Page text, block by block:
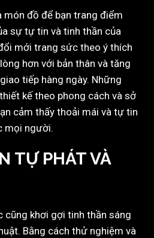
món đồ để bạn trang điểm
sự tự tin và tinh thần của
mới trang sức theo ý thích
hơn với bản thân và tăng
tiếp hàng ngày. Những
kế theo phong cách và sở
cảm thấy thoải mái và tự tin
mọi người.
TỰ PHÁT VÀ
khơi gợi tinh thần sáng
Bằng cách thử nghiệm và